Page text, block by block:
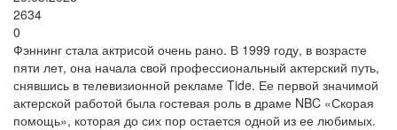
2634
0
Фэннинг стала актрисой очень рано. В 1999 году, в возрасте
пяти лет, она начала свой профессиональный актерский путь,
снявшись в телевизионной рекламе Tide. Ее первой значимой
актерской работой была гостевая роль в драме NBC «Скорая
помощь», которая до сих пор остается одной из ее любимых.